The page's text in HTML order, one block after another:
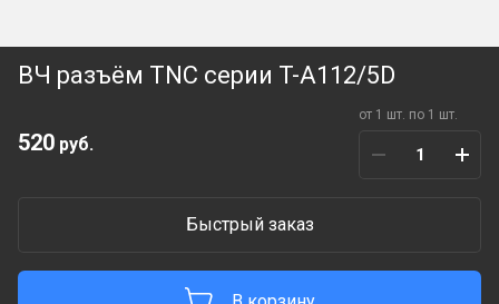
ВЧ разъём TNC серии T-A112/5D
520 руб.
от 1 шт. по 1 шт.
Быстрый заказ